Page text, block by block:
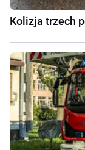
Kolizja trzech